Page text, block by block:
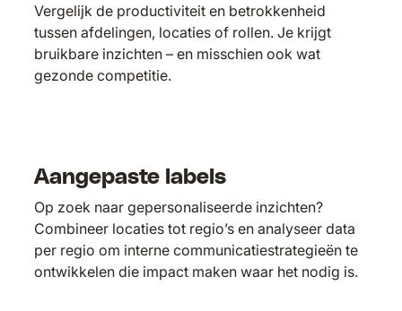
Vergelijk de productiviteit en betrokkenheid
tussen afdelingen, locaties of rollen. Je krijgt
bruikbare inzichten – en misschien ook wat
gezonde competitie.
Aangepaste labels
Op zoek naar gepersonaliseerde inzichten?
Combineer locaties tot regio’s en analyseer data
per regio om interne communicatiestrategieën te
ontwikkelen die impact maken waar het nodig is.